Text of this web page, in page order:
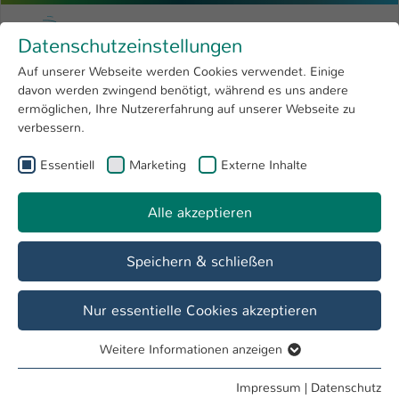
Menu
Forschung 4
Open submenu
Hochschule
International
Zum Hauptinhalt springen
Hochschule Kaiserslautern
Sie sind hier: Abgeschlossene Forschungsprojekte
QM³ - Quality, Modeling, Machining &
Materials
Übersicht Team Angebote Ausstattung
Einsatz zerstörungsfreier Prüfverfahren in
einer neuen Ein-Proben Prüfstrategie zur
Abschätzung von Ermüdungsdaten
Ziel des vorliegenden Forschungsantrages ist es die
Potentiale zerstörungsfreier Prüfverfahren, der Digitalisierung
Datenschutzeinstellungen
Auf unserer Webseite werden Cookies verwendet. Einige
davon werden zwingend benötigt, während es uns andere
ermöglichen, Ihre Nutzererfahrung auf unserer Webseite zu
verbessern.
Essentiell Marketing Externe Inhalte
Alle akzeptieren
Speichern & schließen
Nur essentielle Cookies akzeptieren
Essentielle Cookies werden für grundlegende Funktionen
Weitere Informationen anzeigen
Impressum | Datenschutz